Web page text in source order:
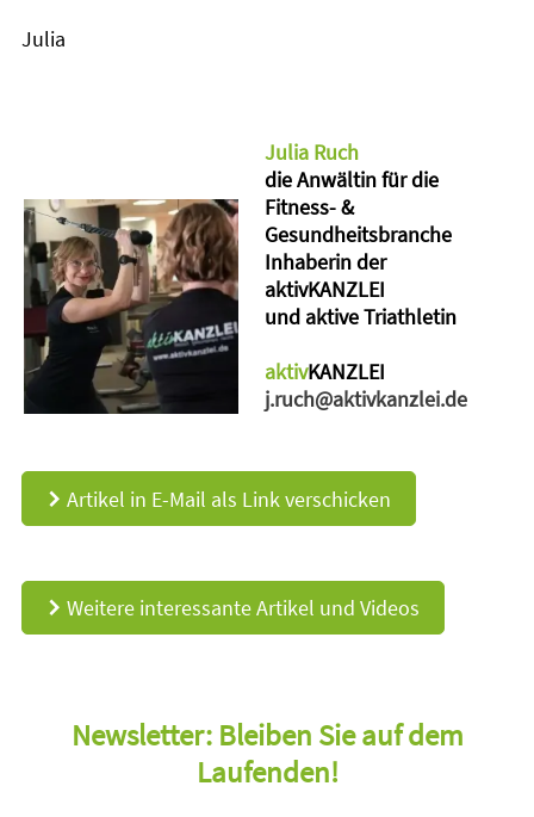
Julia
Julia Ruch
die Anwältin für die
Fitness- &
Gesundheitsbranche
Inhaberin der
aktivKANZLEI
und aktive Triathletin
aktivKANZLEI
j.ruch@aktivkanzlei.de
d Artikel in E-Mail als Link verschicken
d Weitere interessante Artikel und Videos
Newsletter: Bleiben Sie auf dem
Laufenden!